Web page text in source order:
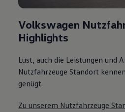
Volkswagen
Highlights
Lust, auch die Leistungen und
Nutzfahrzeuge Standort
genügt.
Zu unserem Nutzfahrzeuge